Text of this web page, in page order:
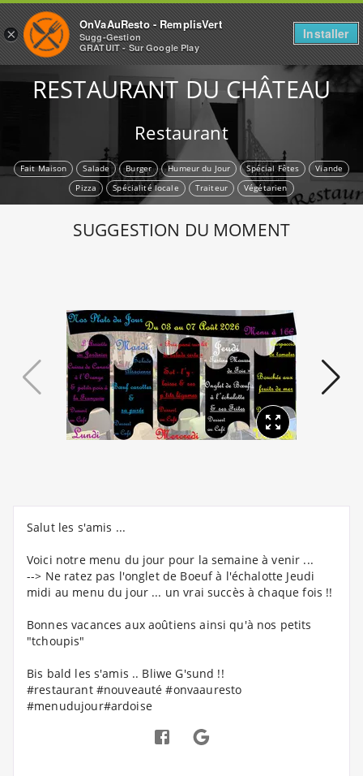
×
OnVaAuResto - RemplisVert
Sugg-Gestion
GRATUIT - Sur Google Play
Installer
RESTAURANT DU CHÂTEAU
Restaurant
Fait Maison Salade Burger Humeur du Jour Spécial Fêtes
Viande
Pizza
Spécialité locale Traiteur Végétarien
SUGGESTION DU MOMENT
Salut les s'amis ...
Voici notre menu du jour pour la semaine à venir ...
--> Ne ratez pas l'onglet de Boeuf à l'échalotte Jeudi
midi au menu du jour ... un vrai succès à chaque fois !!
Bonnes vacances aux aoûtiens ainsi qu'à nos petits
"tchoupis"
Bis bald les s'amis .. Bliwe G'sund !!
#restaurant #nouveauté #onvaauresto
#menudujour#ardoise